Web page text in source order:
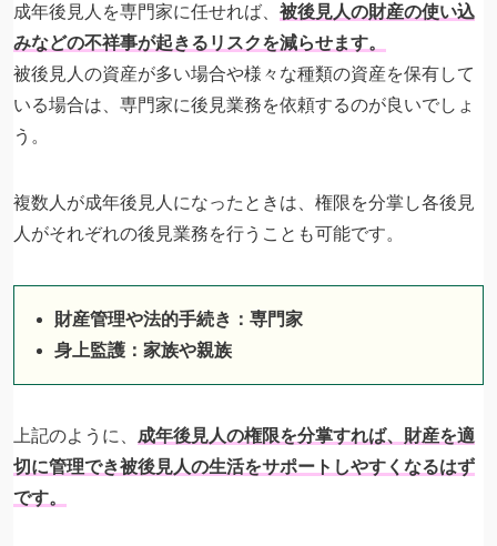
成年後見人を専門家に任せれば、 被後見人の財産の使い込
みなどの不祥事が起きるリスクを減らせます。
被後見人の資産が多い場合や様々な種類の資産を保有して
いる場合は、専門家に後見業務を依頼するのが良いでしょ
う。
複数人が成年後見人になったときは、権限を分掌し各後見
人がそれぞれの後見業務を行うことも可能です。
財産管理や法的手続き：専門家
身上監護：家族や親族
上記のように、 成年後見人の権限を分掌すれば、財産を適
切に管理でき被後見人の生活をサポートしやすくなるはず
です。